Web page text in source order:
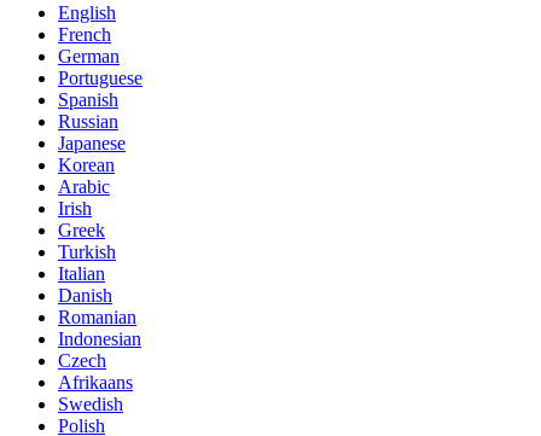
English
French
German
Portuguese
Spanish
Russian
Japanese
Korean
Arabic
Irish
Greek
Turkish
Italian
Danish
Romanian
Indonesian
Czech
Afrikaans
Swedish
Polish